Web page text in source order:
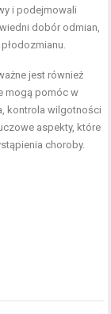
i podejmowali
dobór odmian,
jest również
mogą pomóc w
kontrola wilgotności
aspekty, które
choroby.